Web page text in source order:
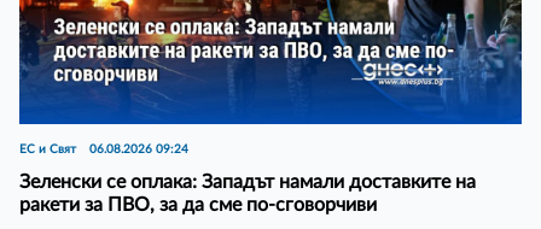
ЕС и Свят 06.08.2026 09:24
Зеленски се оплака: Западът намали доставките на
ракети за ПВО, за да сме по-сговорчиви